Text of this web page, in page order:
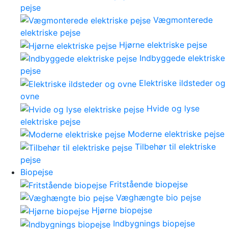
pejse
Vægmonterede
elektriske pejse
Hjørne elektriske pejse
Indbyggede elektriske
pejse
Elektriske ildsteder og
ovne
Hvide og lyse
elektriske pejse
Moderne elektriske pejse
Tilbehør til elektriske
pejse
Biopejse
Fritstående biopejse
Væghængte bio pejse
Hjørne biopejse
Indbygnings biopejse